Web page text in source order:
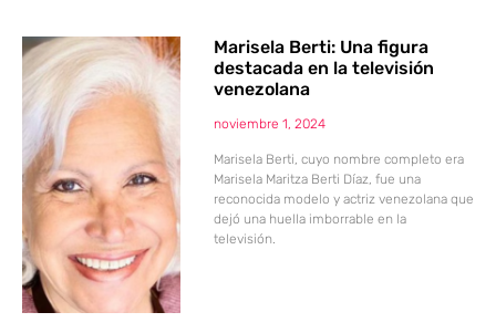
Marisela Berti: Una figura
destacada en la televisión
venezolana
noviembre 1, 2024
Marisela Berti, cuyo nombre completo era
Marisela Maritza Berti Díaz, fue una
reconocida modelo y actriz venezolana que
dejó una huella imborrable en la
televisión.